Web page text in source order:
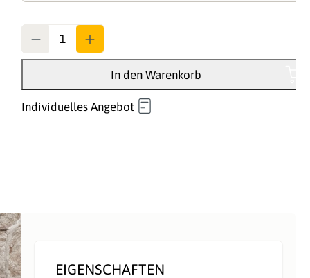
In den Warenkorb
Individuelles Angebot
EIGENSCHAFTEN